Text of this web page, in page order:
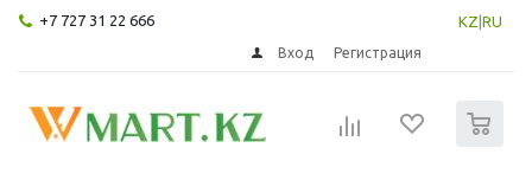
+7 727 31 22 666 KZ RU
Вход Регистрация